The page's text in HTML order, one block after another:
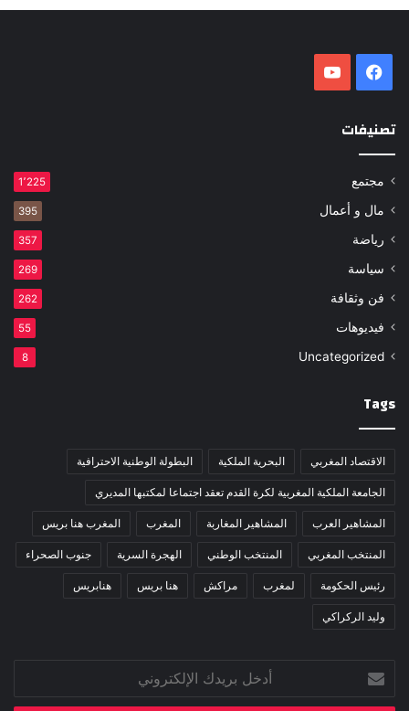
فيسبوك
تصنيفات
مجتمع 1٬225
مال و أعمال 395
رياضة 357
سياسة 269
فن وثقافة 262
فيديوهات 55
Uncategorized
8
Tags
الاقتصاد المغربي البحرية الملكية البطولة الوطنية الاحترافية
الجامعة الملكية المغربية لكرة القدم تعقد اجتماعا لمكتبها المديري
المشاهير العرب المشاهير المغاربة المغرب المغرب هنا بريس
المنتخب المغربي المنتخب الوطني الهجرة السرية جنوب الصحراء
رئيس الحكومة لمغرب مراكش هنا بريس هنابريس
وليد الركراكي
أدخل
بريدك
الإلكتروني